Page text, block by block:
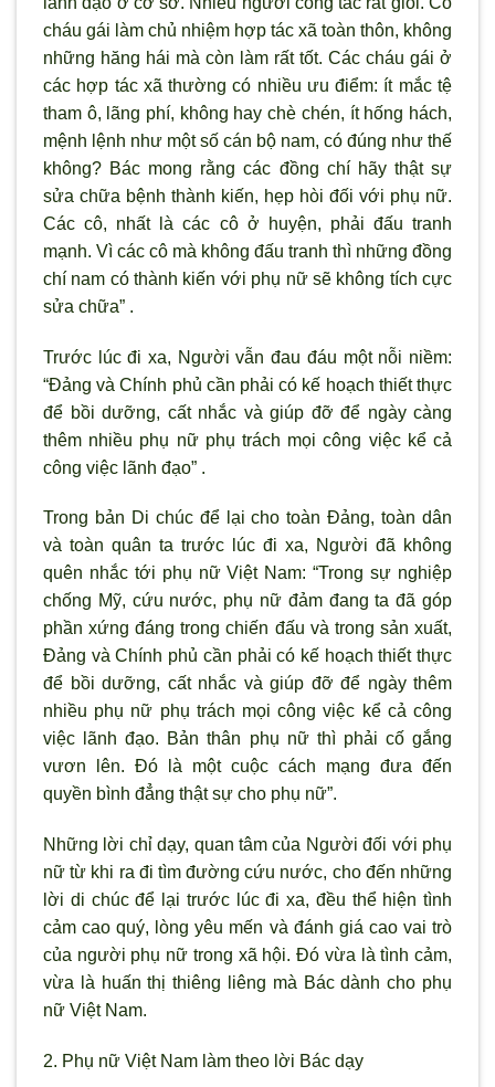
cháu gái làm chủ nhiệm hợp tác xã toàn thôn, không
những hăng hái mà còn làm rất tốt. Các cháu gái ở
các hợp tác xã thường có nhiều ưu điểm: ít mắc tệ
tham ô, lãng phí, không hay chè chén, ít hống hách,
mệnh lệnh như một số cán bộ nam, có đúng như thế
không? Bác mong rằng các đồng chí hãy thật sự
sửa chữa bệnh thành kiến, hẹp hòi đối với phụ nữ.
Các cô, nhất là các cô ở huyện, phải đấu tranh
mạnh. Vì các cô mà không đấu tranh thì những đồng
chí nam có thành kiến với phụ nữ sẽ không tích cực
sửa chữa” .
Trước lúc đi xa, Người vẫn đau đáu một nỗi niềm:
“Đảng và Chính phủ cần phải có kế hoạch thiết thực
để bồi dưỡng, cất nhắc và giúp đỡ để ngày càng
thêm nhiều phụ nữ phụ trách mọi công việc kể cả
công việc lãnh đạo” .
Trong bản Di chúc để lại cho toàn Đảng, toàn dân
và toàn quân ta trước lúc đi xa, Người đã không
quên nhắc tới phụ nữ Việt Nam: “Trong sự nghiệp
chống Mỹ, cứu nước, phụ nữ đảm đang ta đã góp
phần xứng đáng trong chiến đấu và trong sản xuất,
Ðảng và Chính phủ cần phải có kế hoạch thiết thực
để bồi dưỡng, cất nhắc và giúp đỡ để ngày thêm
nhiều phụ nữ phụ trách mọi công việc kể cả công
việc lãnh đạo. Bản thân phụ nữ thì phải cố gắng
vươn lên. Ðó là một cuộc cách mạng đưa đến
quyền bình đẳng thật sự cho phụ nữ”.
Những lời chỉ dạy, quan tâm của Người đối với phụ
nữ từ khi ra đi tìm đường cứu nước, cho đến những
lời di chúc để lại trước lúc đi xa, đều thể hiện tình
cảm cao quý, lòng yêu mến và đánh giá cao vai trò
của người phụ nữ trong xã hội. Đó vừa là tình cảm,
vừa là huấn thị thiêng liêng mà Bác dành cho phụ
nữ Việt Nam.
2. Phụ nữ Việt Nam làm theo lời Bác dạy